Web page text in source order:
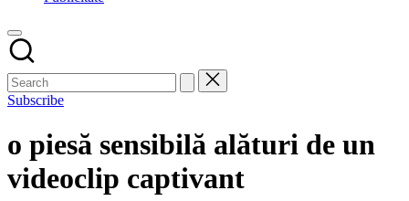
Subscribe
o piesă sensibilă alături de un
videoclip captivant